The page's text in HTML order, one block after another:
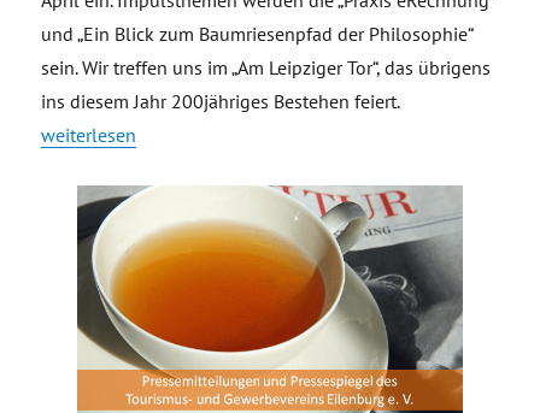
und „Ein Blick zum Baumriesenpfad der Philosophie“
sein. Wir treffen uns im „Am Leipziger Tor“, das übrigens
ins diesem Jahr 200jähriges Bestehen feiert.
„Einladung Stammtisch im April – Blick zur eRechnung und
weiterlesen